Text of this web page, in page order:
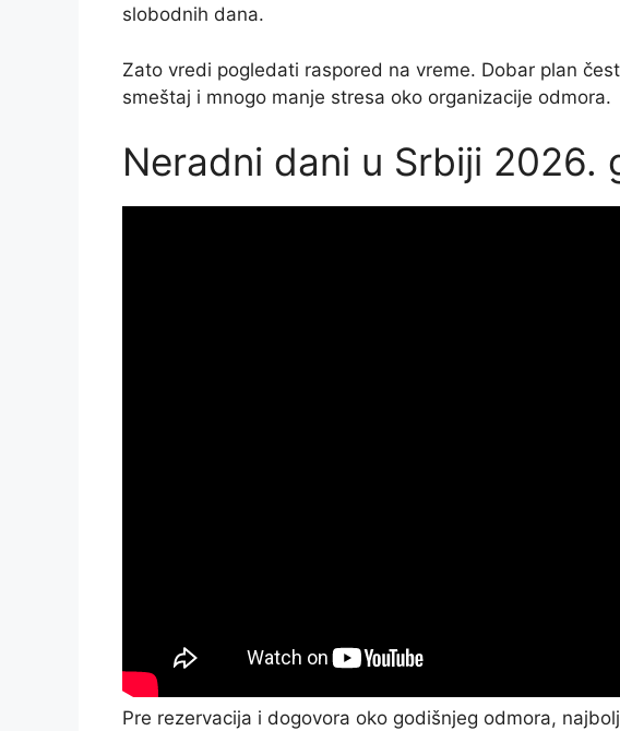
slobodnih dana.
Zato vredi pogledati raspored na vreme. Dobar plan
smeštaj i mnogo manje stresa oko organizacije odmora.
Neradni dani u Srbiji 2026.
Pre rezervacija i dogovora oko godišnjeg odmora,